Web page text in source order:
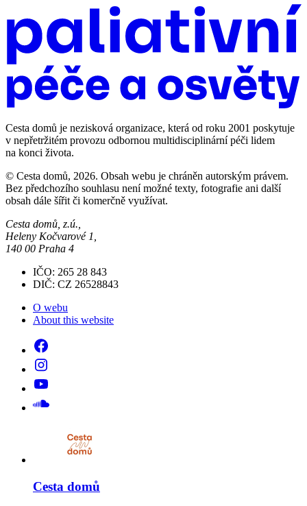
Cesta domů je nezisková organizace, která od roku 2001 poskytuje
v nepřetržitém provozu odbornou multidisciplinární péči lidem
na konci života.
© Cesta domů, 2026. Obsah webu je chráněn autorským právem.
Bez předchozího souhlasu není možné texty, fotografie ani další
obsah dále šířit či komerčně využívat.
Cesta domů, z.ú.,
Heleny Kočvarové 1,
140 00 Praha 4
IČO: 265 28 843
DIČ: CZ 26528843
O webu
About this website
Cesta domů